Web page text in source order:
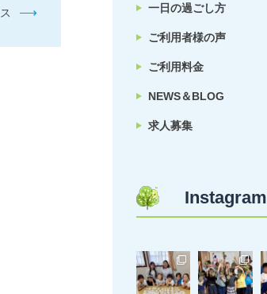
⟶ 一日の過ごし方
ご利用者様の声
ご利用料金
NEWS＆BLOG
求人募集
Instagram